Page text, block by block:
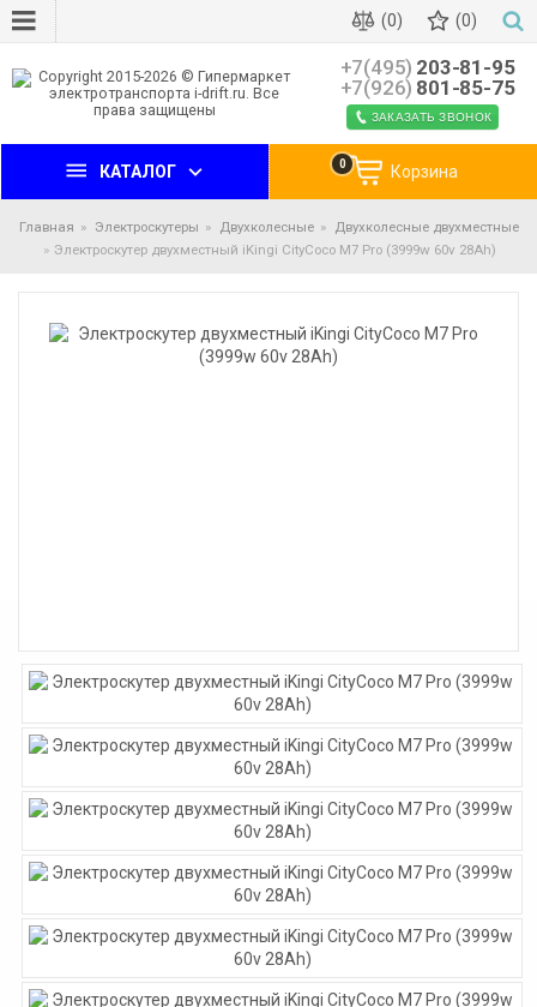
(0) (0)
+7(495) 203-81-95
+7(926) 801-85-75
ЗАКАЗАТЬ ЗВОНОК
КАТАЛОГ Корзина
0
Главная Электроскутеры Двухколесные
Двухколесные двухместные
Электроскутер двухместный iKingi CityCoco M7 Pro (3999w 60v 28Ah)